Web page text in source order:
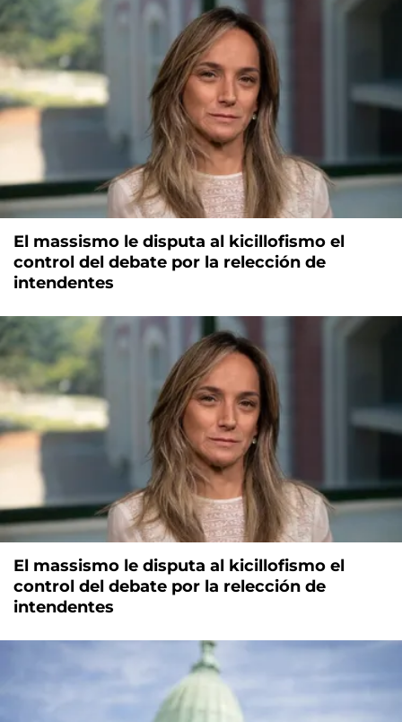
El massismo le disputa al kicillofismo el
control del debate por la relección de
intendentes
El massismo le disputa al kicillofismo el
control del debate por la relección de
intendentes